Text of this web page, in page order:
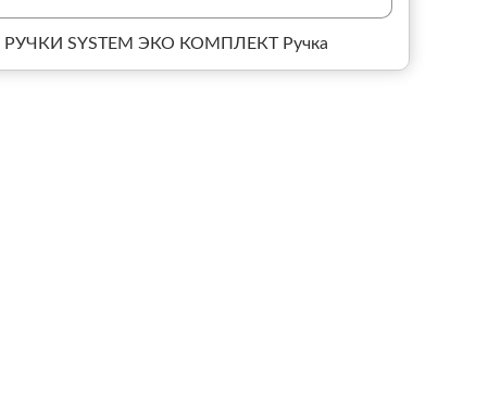
РУЧКИ SYSTEM ЭКО КОМПЛЕКТ Ручка